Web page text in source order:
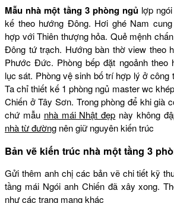
Mẫu nhà một tầng 3 phòng ngủ lợp
kế theo hướng Đông. Hơi ghé Nam
hợp với Thiên thượng hỏa. Quẻ mệnh
Đông tứ trạch. Hướng bàn thờ view theo
Phước Đức. Phòng bếp đặt ngoảnh theo
lục sát. Phòng vệ sinh bố trí hợp lý ở công
Ta chỉ thiết kế 1 phòng ngủ master wc
Chiến ở Tây Sơn. Trong phòng để khi già
chứ mẫu nhà mái Nhật đẹp này không
nhà từ đường nên giữ nguyên kiến trúc
Bản vẽ kiến trúc nhà một tầng 3
Gửi thêm anh chị các bản vẽ chi tiết kỹ
tầng mái Ngói anh Chiến đã xây xong.
như các trang mạng khác